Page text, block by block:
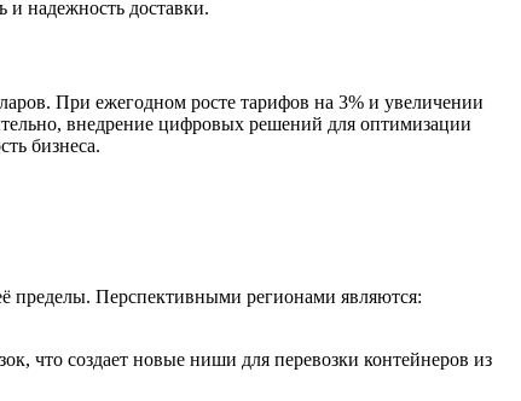
и надежность доставки.
При ежегодном росте тарифов на 3% и увеличении
внедрение цифровых решений для оптимизации
бизнеса.
пределы. Перспективными регионами являются:
что создает новые ниши для перевозки контейнеров из